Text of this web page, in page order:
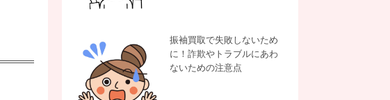
振袖買取で失敗しないため
に！詐欺やトラブルにあわ
ないための注意点